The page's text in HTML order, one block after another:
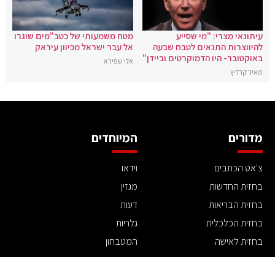
עיתונאי מצרי: "מי שסייע
להיווצרות התנאים לטבח שבעה
באוקטובר- היו הדמוקרטים וביידן"
מאיר קרליץ
מטח משמעותי של כטב"מים שוגרו
אל עבר ישראל מכיוון עיראק
אלי שפירא
מדורים
צ'אט הכתבים
בחזית החדשות
בחזית הבריאות
בחזית הכלכלית
בחזית לאישה
המיוחדים
וידאו
מגזין
דעות
גלריות
המטבחון